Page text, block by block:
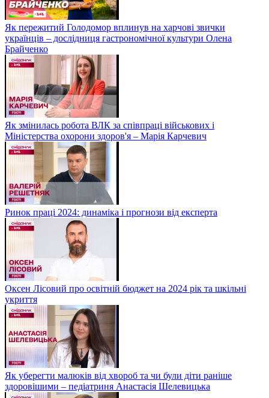
Як пережитий Голодомор вплинув на харчові звички
українців – дослідниця гастрономічної культури Олена
Брайченко
Як змінилась робота ВЛК за співпраці військових і
Міністерства охорони здоров'я – Марія Карчевич
Ринок праці 2024: динаміка і прогнози від експерта
Оксен Лісовий про освітній бюджет на 2024 рік та шкільні
укриття
Як уберегти малюків від хвороб та чи були діти раніше
здоровішими – педіатриня Анастасія Шелевицька